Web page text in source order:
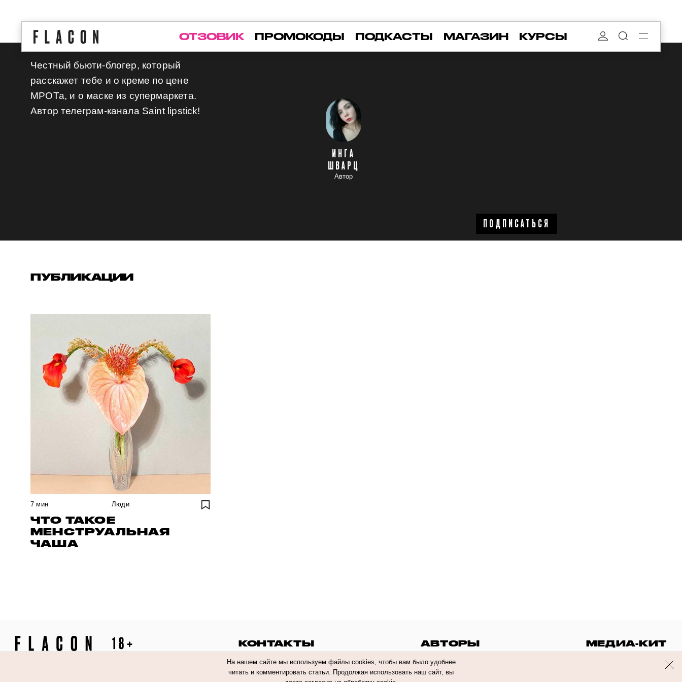
ОТЗОВИК ПРОМОКОДЫ ПОДКАСТЫ МАГАЗИН КУРСЫ
Честный бьюти-блогер, который
расскажет тебе и о креме по цене
МРОТа, и о маске из супермаркета.
Автор телеграм-канала Saint lipstick!
ИНГА
ШВАРЦ
Автор
ПОДПИСАТЬСЯ
ПУБЛИКАЦИИ
7 мин Люди
ЧТО ТАКОЕ
МЕНСТРУАЛЬНАЯ
ЧАША
КОНТАКТЫ АВТОРЫ МЕДИА-КИТ
На нашем сайте мы используем файлы cookies, чтобы вам было удобнее
читать и комментировать статьи. Продолжая использовать наш сайт, вы